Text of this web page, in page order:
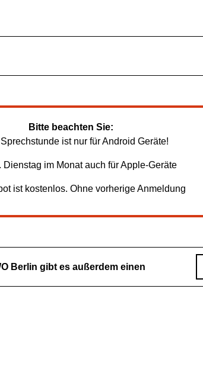
Bitte beachten Sie:
ist nur für Android Geräte!
Dienstag im Monat auch für Apple-Geräte
ist kostenlos. Ohne vorherige Anmeldung
Berlin gibt es außerdem einen